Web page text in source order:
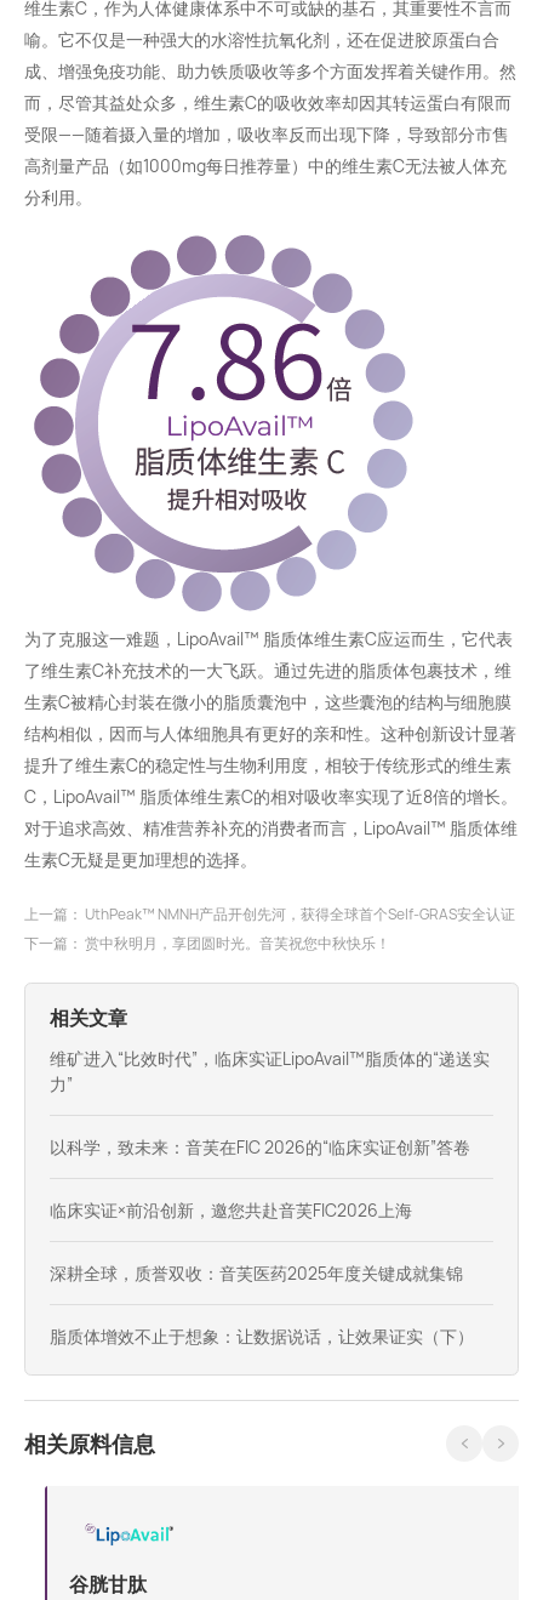
维生素C，作为人体健康体系中不可或缺的基石，其重要性不言而
喻。它不仅是一种强大的水溶性抗氧化剂 ，还在促进胶原蛋白合
成、增强免疫功能、助力铁质吸收等多个方面发挥着关键作用。然
而，尽管其益处众多，维生素C的吸收效率却因其转运蛋白有限而
受限——随着摄入量的增加，吸收率反而出现下降，导致部分市售
高剂量产品（如1000mg每日推荐量）中的维生素C无法被人体充
分利用。
为了克服这一难题，LipoAvail™️ 脂质体维生素C应运而生，它代表
了维生素C补充技术的一大飞跃。通过先进的脂质体包裹技术，维
生素C被精心封装在微小的脂质囊泡中，这些囊泡的结构与细胞膜
结构相似，因而与人体细胞具有更好的亲和性。这种创新设计显著
提升了维生素C的稳定性与生物利用度，相较于传统形式的维生素
C，LipoAvail™️ 脂质体维生素C的相对吸收率实现了近8倍的增长。
对于追求高效、精准营养补充的消费者而言，LipoAvail™️ 脂质体维
生素C无疑是更加理想的选择。
上一篇： UthPeak™️ NMNH产品开创先河，获得全球首个Self-GRAS安全认证
下一篇： 赏中秋明月，享团圆时光。音芙祝您中秋快乐！
相关文章
维矿进入“比效时代”，临床实证LipoAvail™脂质体的“递送实
力”
以科学，致未来：音芙在FIC 2026的“临床实证创新”答卷
临床实证×前沿创新，邀您共赴音芙FIC2026上海
深耕全球，质誉双收：音芙医药2025年度关键成就集锦
脂质体增效不止于想象：让数据说话，让效果证实（下）
相关原料信息
谷胱甘肽